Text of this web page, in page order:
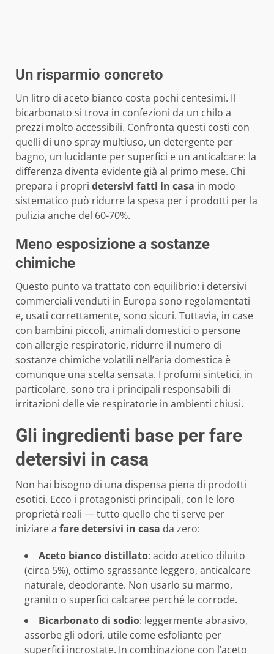
Un risparmio concreto
Un litro di aceto bianco costa pochi centesimi. Il
bicarbonato si trova in confezioni da un chilo a
prezzi molto accessibili. Confronta questi costi con
quelli di uno spray multiuso, un detergente per
bagno, un lucidante per superfici e un anticalcare: la
differenza diventa evidente già al primo mese. Chi
prepara i propri detersivi fatti in casa in modo
sistematico può ridurre la spesa per i prodotti per la
pulizia anche del 60-70%.
Meno esposizione a sostanze
chimiche
Questo punto va trattato con equilibrio: i detersivi
commerciali venduti in Europa sono regolamentati
e, usati correttamente, sono sicuri. Tuttavia, in case
con bambini piccoli, animali domestici o persone
con allergie respiratorie, ridurre il numero di
sostanze chimiche volatili nell’aria domestica è
comunque una scelta sensata. I profumi sintetici, in
particolare, sono tra i principali responsabili di
irritazioni delle vie respiratorie in ambienti chiusi.
Gli ingredienti base per fare
detersivi in casa
Non hai bisogno di una dispensa piena di prodotti
esotici. Ecco i protagonisti principali, con le loro
proprietà reali — tutto quello che ti serve per
iniziare a fare detersivi in casa da zero:
Aceto bianco distillato: acido acetico diluito
(circa 5%), ottimo sgrassante leggero, anticalcare
naturale, deodorante. Non usarlo su marmo,
granito o superfici calcaree perché le corrode.
Bicarbonato di sodio: leggermente abrasivo,
assorbe gli odori, utile come esfoliante per
superfici incrostate. In combinazione con l’aceto